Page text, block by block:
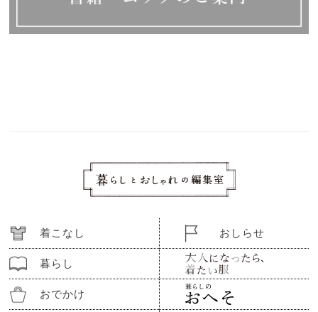
着こなし
暮らし
おでかけ
おしらせ